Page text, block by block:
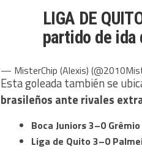
LIGA DE
partido de ida
— MisterChip (Alexis)
Esta goleada también se
brasileños ante rivales
Boca Juniors 3–0 Grêmio
Liga de Quito 3–0